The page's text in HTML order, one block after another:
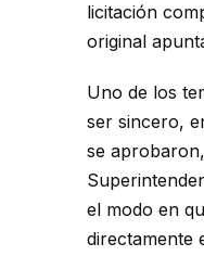
licitación
original
Uno de los
ser sincero,
se
el modo en
directamente